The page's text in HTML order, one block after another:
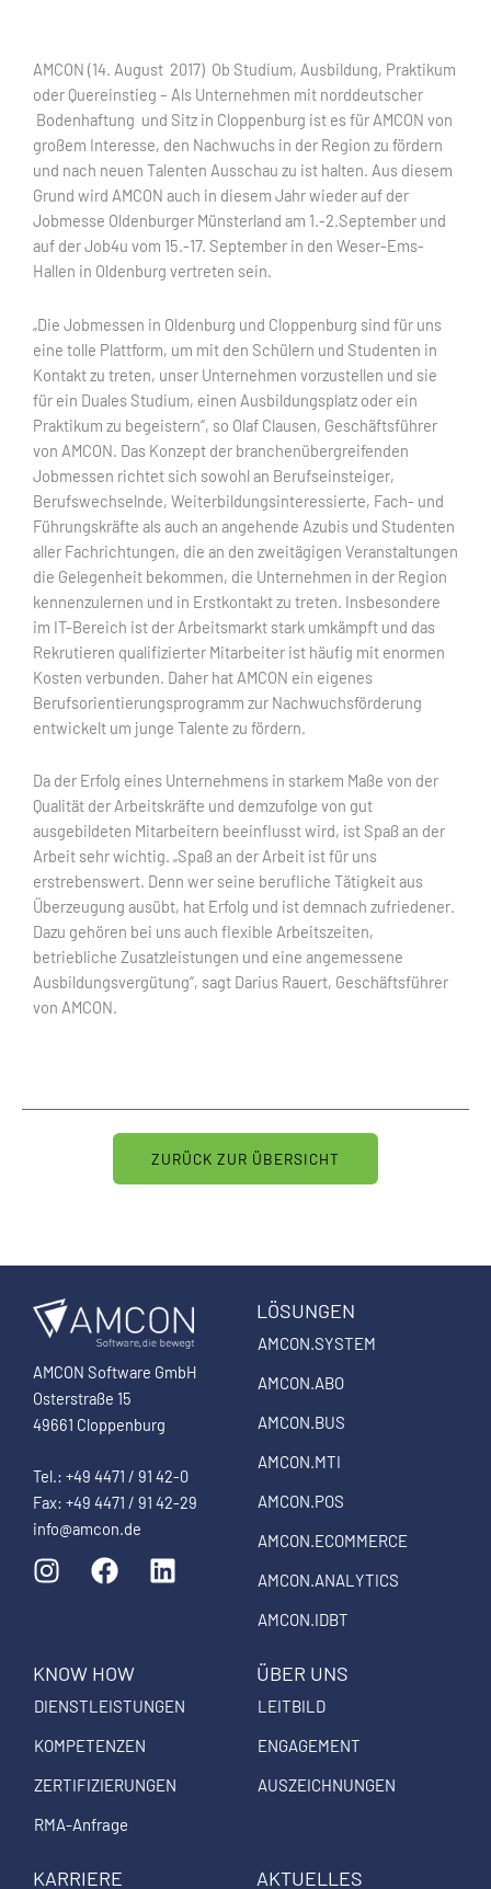
AMCON (14. August 2017) Ob Studium, Ausbildung, Praktikum
oder Quereinstieg – Als Unternehmen mit norddeutscher
Bodenhaftung und Sitz in Cloppenburg ist es für AMCON von
großem Interesse, den Nachwuchs in der Region zu fördern
und nach neuen Talenten Ausschau zu ist halten. Aus diesem
Grund wird AMCON auch in diesem Jahr wieder auf der
Jobmesse Oldenburger Münsterland am 1.-2.September und
auf der Job4u vom 15.-17. September in den Weser-Ems-
Hallen in Oldenburg vertreten sein.
„Die Jobmessen in Oldenburg und Cloppenburg sind für uns
eine tolle Plattform, um mit den Schülern und Studenten in
Kontakt zu treten, unser Unternehmen vorzustellen und sie
für ein Duales Studium, einen Ausbildungsplatz oder ein
Praktikum zu begeistern“, so Olaf Clausen, Geschäftsführer
von AMCON. Das Konzept der branchenübergreifenden
Jobmessen richtet sich sowohl an Berufseinsteiger,
Berufswechselnde, Weiterbildungsinteressierte, Fach- und
Führungskräfte als auch an angehende Azubis und Studenten
aller Fachrichtungen, die an den zweitägigen Veranstaltungen
die Gelegenheit bekommen, die Unternehmen in der Region
kennenzulernen und in Erstkontakt zu treten. Insbesondere
im IT-Bereich ist der Arbeitsmarkt stark umkämpft und das
Rekrutieren qualifizierter Mitarbeiter ist häufig mit enormen
Kosten verbunden. Daher hat AMCON ein eigenes
Berufsorientierungsprogramm zur Nachwuchsförderung
entwickelt um junge Talente zu fördern.
Da der Erfolg eines Unternehmens in starkem Maße von der
Qualität der Arbeitskräfte und demzufolge von gut
ausgebildeten Mitarbeitern beeinflusst wird, ist Spaß an der
Arbeit sehr wichtig. „Spaß an der Arbeit ist für uns
erstrebenswert. Denn wer seine berufliche Tätigkeit aus
Überzeugung ausübt, hat Erfolg und ist demnach zufriedener.
Dazu gehören bei uns auch flexible Arbeitszeiten,
betriebliche Zusatzleistungen und eine angemessene
Ausbildungsvergütung“, sagt Darius Rauert, Geschäftsführer
von AMCON.
ZURÜCK ZUR ÜBERSICHT
AMCON Software GmbH
Osterstraße 15
49661 Cloppenburg
Tel.: +49 4471 / 91 42-0
Fax: +49 4471 / 91 42-29
info@amcon.de
I
n
a
g
r
a
m
F
a
b
o
o
k
L
i
d
i
LÖSUNGEN
AMCON.SYSTEM
AMCON.ABO
AMCON.BUS
AMCON.MTI
AMCON.POS
AMCON.ECOMMERCE
AMCON.ANALYTICS
AMCON.IDBT
KNOW HOW
DIENSTLEISTUNGEN
KOMPETENZEN
ZERTIFIZIERUNGEN
RMA-Anfrage
ÜBER UNS
LEITBILD
ENGAGEMENT
AUSZEICHNUNGEN
KARRIERE AKTUELLES